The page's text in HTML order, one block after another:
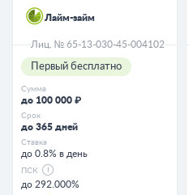
Лайм-займ
Лиц. № 65-13-030-45-004102
Первый бесплатно
Сумма
до 100 000 ₽
Срок
до 365 дней
Ставка
до 0.8% в день
ПСК
до 292.000%